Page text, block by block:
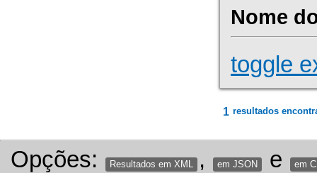
Nome
toggle
1 resultados
Opções: Resultados em XML , em JSON e em